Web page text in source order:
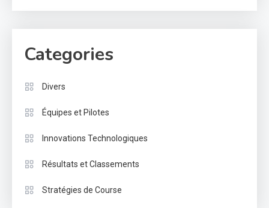
Categories
Divers
Équipes et Pilotes
Innovations Technologiques
Résultats et Classements
Stratégies de Course